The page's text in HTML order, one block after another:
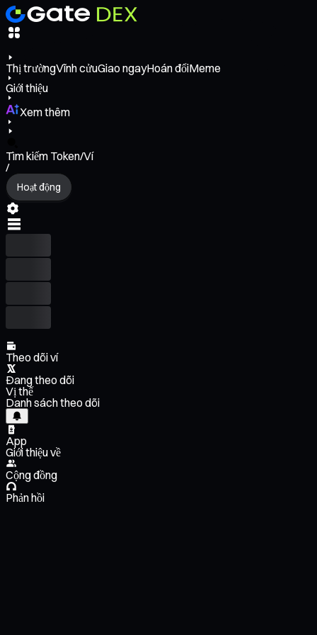
Thị trườngVĩnh cửuGiao ngayHoán đổiMeme
Giới thiệu
Xem thêm
Tìm kiếm Token/Ví
/
Hoạt động
Theo dõi ví
Đang theo dõi
Vị thế
Danh sách theo dõi
App
Giới thiệu về
Cộng đồng
Phản hồi